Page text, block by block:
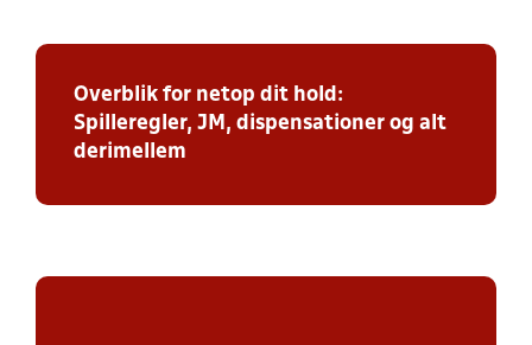
Overblik for netop dit hold:
Spilleregler, JM, dispensationer og alt
derimellem